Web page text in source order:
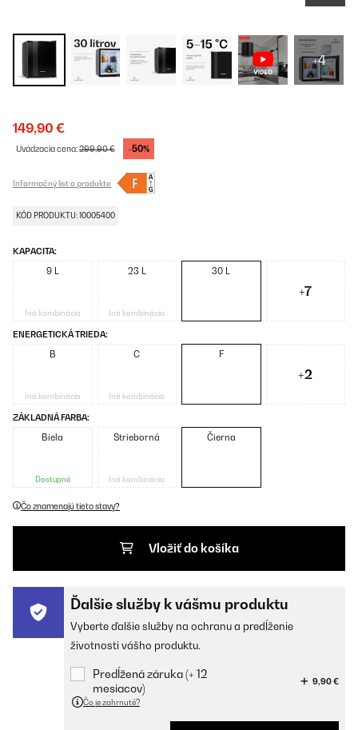
+4
149,90 €
Uvádzacia cena:299,90 € -50%
Informačný list o produkte
KÓD PRODUKTU: 10005400
KAPACITA:
9 L
Iná kombinácia
23 L
Iná kombinácia
30 L
+7
ENERGETICKÁ TRIEDA:
B
Iná kombinácia
C
Iná kombinácia
F
+2
ZÁKLADNÁ FARBA:
Biela
Dostupné
Strieborná
Iná kombinácia
Čierna
Čo znamenajú tieto stavy?
Vložiť do košíka
Ďalšie služby k vášmu produktu
Vyberte ďalšie služby na ochranu a predĺženie
životnosti vášho produktu.
Predĺžená záruka (+ 12
mesiacov)
9,90 €
Čo je zahrnuté?